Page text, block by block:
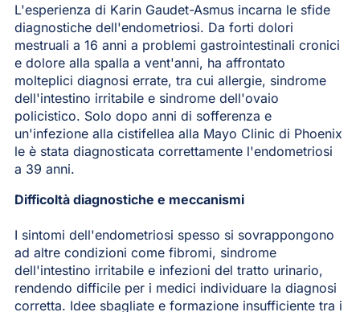
L'esperienza di Karin Gaudet-Asmus incarna le sfide
diagnostiche dell'endometriosi. Da forti dolori
mestruali a 16 anni a problemi gastrointestinali cronici
e dolore alla spalla a vent'anni, ha affrontato
molteplici diagnosi errate, tra cui allergie, sindrome
dell'intestino irritabile e sindrome dell'ovaio
policistico. Solo dopo anni di sofferenza e
un'infezione alla cistifellea alla Mayo Clinic di Phoenix
le è stata diagnosticata correttamente l'endometriosi
a 39 anni.
Difficoltà diagnostiche e meccanismi
I sintomi dell'endometriosi spesso si sovrappongono
ad altre condizioni come fibromi, sindrome
dell'intestino irritabile e infezioni del tratto urinario,
rendendo difficile per i medici individuare la diagnosi
corretta. Idee sbagliate e formazione insufficiente tra i